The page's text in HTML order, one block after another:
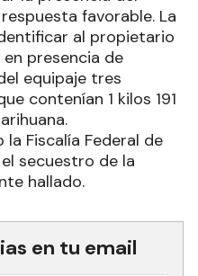
favorable. La
al propietario
presencia de
equipaje tres
contenían 1 kilos 191
Fiscalía Federal de
secuestro de la
hallado.
en tu email